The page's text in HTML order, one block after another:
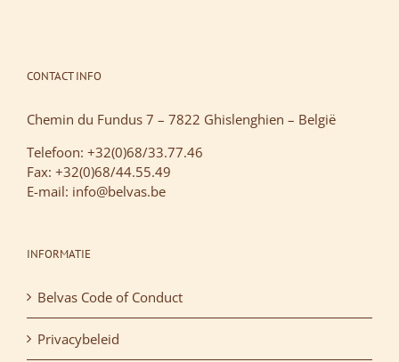
CONTACT INFO
Chemin du Fundus 7 – 7822 Ghislenghien – België
Telefoon: +32(0)68/33.77.46
Fax: +32(0)68/44.55.49
E-mail: info@belvas.be
INFORMATIE
Belvas Code of Conduct
Privacybeleid